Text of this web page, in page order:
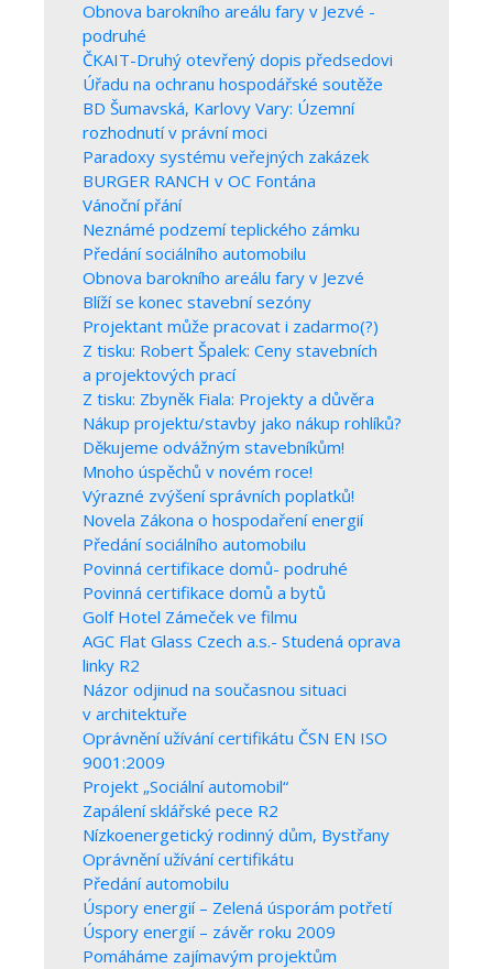
Obnova barokního areálu fary v Jezvé -
podruhé
ČKAIT-Druhý otevřený dopis předsedovi
Úřadu na ochranu hospodářské soutěže
BD Šumavská, Karlovy Vary: Územní
rozhodnutí v právní moci
Paradoxy systému veřejných zakázek
BURGER RANCH v OC Fontána
Vánoční přání
Neznámé podzemí teplického zámku
Předání sociálního automobilu
Obnova barokního areálu fary v Jezvé
Blíží se konec stavební sezóny
Projektant může pracovat i zadarmo(?)
Z tisku: Robert Špalek: Ceny stavebních
a projektových prací
Z tisku: Zbyněk Fiala: Projekty a důvěra
Nákup projektu/stavby jako nákup rohlíků?
Děkujeme odvážným stavebníkům!
Mnoho úspěchů v novém roce!
Výrazné zvýšení správních poplatků!
Novela Zákona o hospodaření energií
Předání sociálního automobilu
Povinná certifikace domů- podruhé
Povinná certifikace domů a bytů
Golf Hotel Zámeček ve filmu
AGC Flat Glass Czech a.s.- Studená oprava
linky R2
Názor odjinud na současnou situaci
v architektuře
Oprávnění užívání certifikátu ČSN EN ISO
9001:2009
Projekt „Sociální automobil“
Zapálení sklářské pece R2
Nízkoenergetický rodinný dům, Bystřany
Oprávnění užívání certifikátu
Předání automobilu
Úspory energií – Zelená úsporám potřetí
Úspory energií – závěr roku 2009
Pomáháme zajímavým projektům